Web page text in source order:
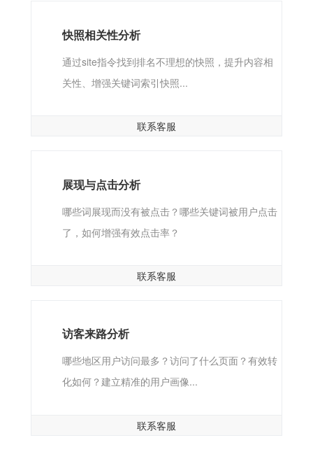
快照相关性分析
通过site指令找到排名不理想的快照，提升内容相
关性、增强关键词索引快照...
联系客服
展现与点击分析
哪些词展现而没有被点击？哪些关键词被用户点击
了，如何增强有效点击率？
联系客服
访客来路分析
哪些地区用户访问最多？访问了什么页面？有效转
化如何？建立精准的用户画像...
联系客服